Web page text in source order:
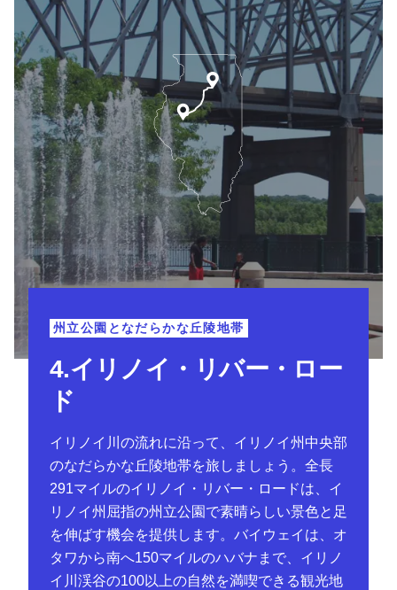
4.イリノイ・リバー・ロー
ド
州立公園となだらかな丘陵地帯
イリノイ川の流れに沿って、イリノイ州中央部
のなだらかな丘陵地帯を旅しましょう。全長
291マイルのイリノイ・リバー・ロードは、イ
リノイ州屈指の州立公園で素晴らしい景色と足
を伸ばす機会を提供します。バイウェイは、オ
タワから南へ150マイルのハバナまで、イリノ
イ川渓谷の100以上の自然を満喫できる観光地